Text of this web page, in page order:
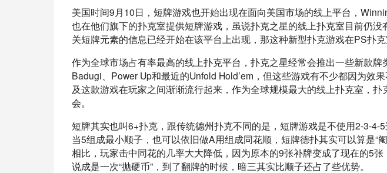
美国时间9月10日，短牌游戏也开始出现在面向美国市场的线上平台，
也在他们旗下的扑克室提供短牌游戏，虽说扑克之星的线上扑克室目前仍
关短牌元素的信息已经开始在该平台上出现，那这种新型扑克游戏在PS扑克
作为全球市场占有率最高的线上扑克平台，扑克之星经常会推出一些新款牌
Badugi、Power Up和最近的Unfold Hold’em，但这些游戏有不少都因为效
及这款游戏在玩家之间渐渐流行起来，作为全球规模最大的线上扑克室，
会。
短牌其实也叫6+扑克，跟传统德州扑克不同的是，短牌游戏是不使用2-3-4-
当5组成最小顺子，也可以依旧做A用组成同花顺，短牌德扑其实可以算是“
相比，玩家击中同花的几率大大降低，因为原本的9张补牌变成了现在的5
说成是一次“抛硬币”，到了翻牌的时候，暗三其实比顺子还占了些优势。